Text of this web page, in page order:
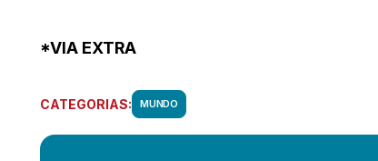
*VIA EXTRA
CATEGORIAS: MUNDO